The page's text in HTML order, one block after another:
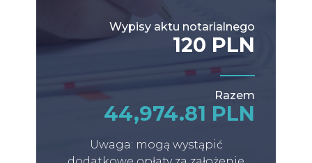
Wypisy aktu notarialnego
120 PLN
Razem
44,974.81 PLN
Uwaga: mogą wystąpić